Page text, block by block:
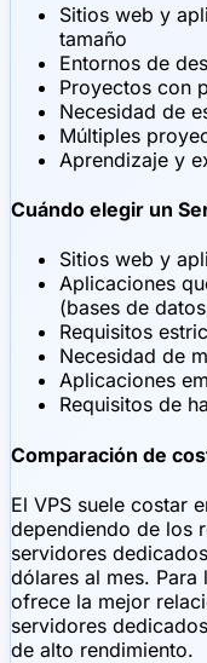
Sitios web y
tamaño
Entornos de
Proyectos con
Necesidad de
Múltiples
Aprendizaje y
Cuándo elegir un
Sitios web y
Aplicaciones
(bases de
Requisitos
Necesidad de
Aplicaciones
Requisitos de
Comparación de
El VPS suele costar
dependiendo de los
servidores
dólares al mes.
ofrece la mejor
servidores
de alto rendimiento.